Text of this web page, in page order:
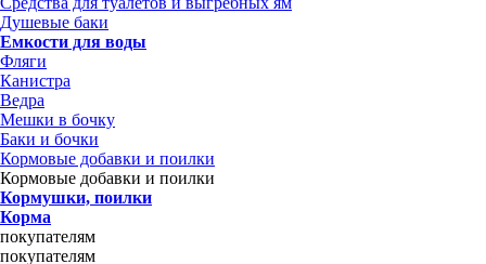
Душевые баки
Емкости для воды
Фляги
Канистра
Ведра
Мешки в бочку
Баки и бочки
Кормовые добавки и поилки
Кормовые добавки и поилки
Кормушки, поилки
Корма
покупателям
покупателям